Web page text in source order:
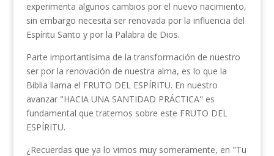
experimenta algunos cambios por el nuevo nacimiento,
sin embargo necesita ser renovada por la influencia del
Espíritu Santo y por la Palabra de Dios.
Parte importantísima de la transformación de nuestro
ser por la renovación de nuestra alma, es lo que la
Biblia llama el FRUTO DEL ESPÍRITU. En nuestro
avanzar "HACIA UNA SANTIDAD PRÁCTI­CA" es
fundamental que tratemos sobre este FRUTO DEL
ESPÍRITU.
¿Recuerdas que ya lo vimos muy someramente, en "Tu